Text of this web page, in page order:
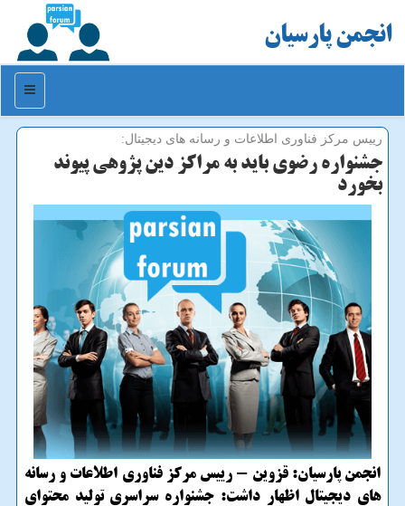
انجمن پارسیان
منو
رییس مركز فناوری اطلاعات و رسانه های دیجیتال:
جشنواره رضوی باید به مراكز دین پژوهی پیوند
بخورد
انجمن پارسیان: قزوین - رییس مركز فناوری اطلاعات و رسانه
های دیجیتال اظهار داشت: جشنواره سراسری تولید محتوای